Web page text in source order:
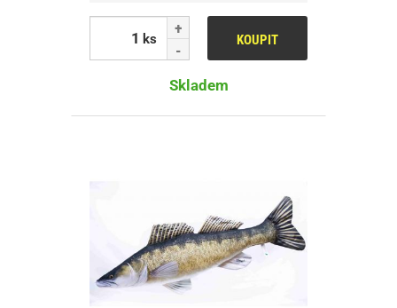
ks KOUPIT
Skladem